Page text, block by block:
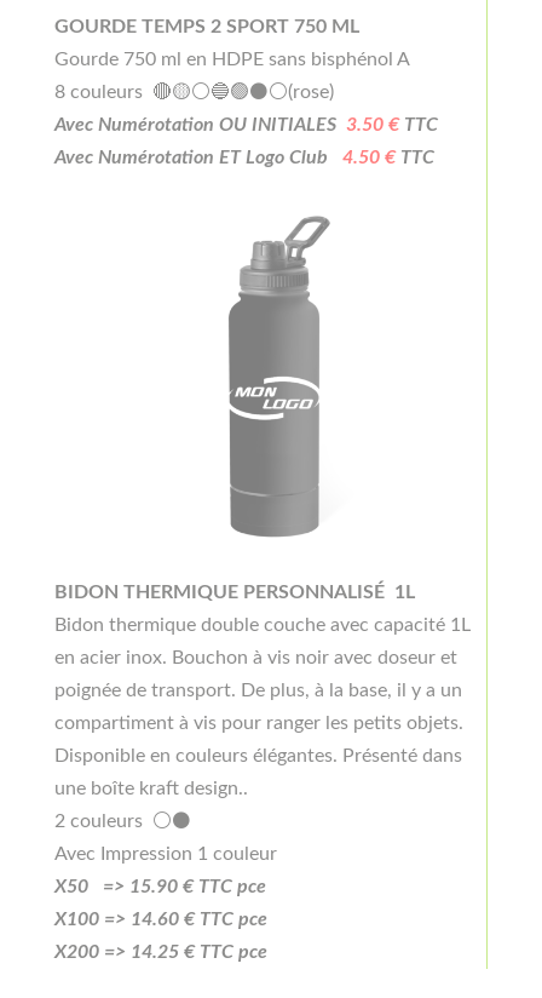
GOURDE TEMPS 2 SPORT 750 ML
Gourde 750 ml en HDPE sans bisphénol A
8 couleurs 🔴🟡⚪🔵🟢⚫⚪(rose)
Avec Numérotation OU INITIALES 3.50 €TTC
Avec Numérotation ET Logo Club 4.50 €TTC
BIDON THERMIQUE PERSONNALISÉ 1L
Bidon thermique double couche avec capacité 1L
en acier inox. Bouchon à vis noir avec doseur et
poignée de transport. De plus, à la base, il y a un
compartiment à vis pour ranger les petits objets.
Disponible en couleurs élégantes. Présenté dans
une boîte kraft design..
2 couleurs ⚪⚫
Avec Impression 1 couleur
X50 => 15.90 € TTC pce
X100 => 14.60 € TTC pce
X200 => 14.25 € TTC pce